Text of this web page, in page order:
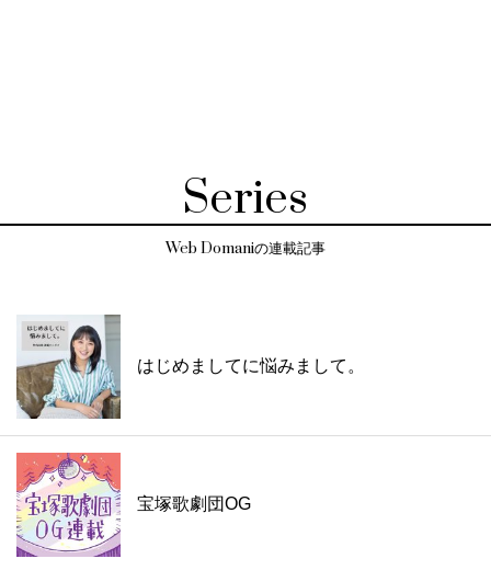
Series
Web Domaniの連載記事
はじめましてに悩みまして。
宝塚歌劇団OG